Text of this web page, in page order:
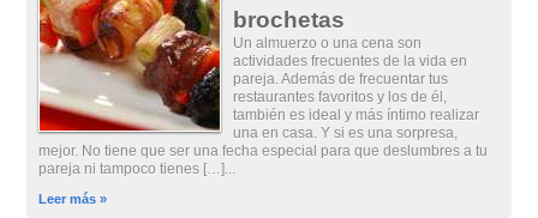
brochetas
Un almuerzo o una cena son
actividades frecuentes de la vida en
pareja. Además de frecuentar tus
restaurantes favoritos y los de él,
también es ideal y más íntimo realizar
una en casa. Y si es una sorpresa,
mejor. No tiene que ser una fecha especial para que deslumbres a tu
pareja ni tampoco tienes […]...
Leer más »